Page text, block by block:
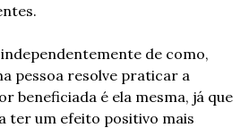
de como,
pessoa resolve praticar a
beneficiada é ela mesma, já que
ter um efeito positivo mais